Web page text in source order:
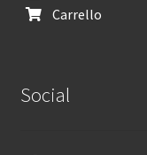
Carrello
Social